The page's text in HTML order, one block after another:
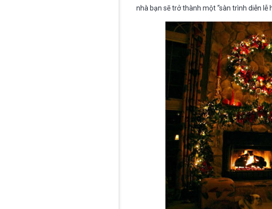
nhà bạn sẽ trở thành một “sàn trình diễn lễ